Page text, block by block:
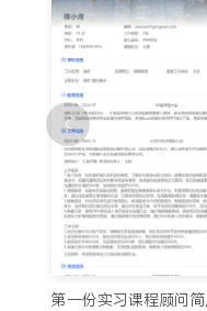
1.独立处理XXX次
XXX%。
2.成功推荐课程
3.跟进潜在学员
4.准确记录XXX条
主动离职，希望有
项目经历
2024-09 2025-12